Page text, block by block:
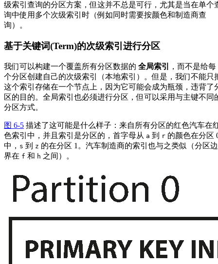
级索引查询的分区方案，但这并不总是可行，尤其是当在单个
询中使用多个次级索引时（例如同时需要按颜色和制造商查
询）。
基于关键词(Term)的次级索引进行分区
我们可以构建一个覆盖所有分区数据的 全局索引
，而不是给每
个分区创建自己的次级索引（本地索引）。但是，我们不能只
这个索引存储在一个节点上，因为它可能会成为瓶颈，违背了
区的目的。全局索引也必须进行分区，但可以采用与主键不同
分区方式。
图 6-5 描述了这可能是什么样子：来自所有分区的红色汽车在
色索引中，并且索引是分区的，首字母从 a 到 r 的颜色在分区
中， s 到 z 的在分区 1。汽车制造商的索引也与之类似（分区边
界在 f 和 h 之间）。